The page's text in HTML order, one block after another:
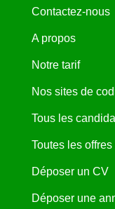
Contactez-nous
A propos
Notre tarif
Nos sites de
Tous les
Toutes les
Déposer un CV
Déposer une